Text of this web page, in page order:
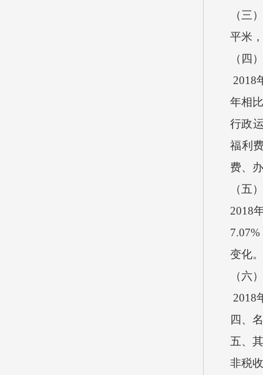
（三
平米
（四
2018
年相
行政
福利
费、
（五
2018
变化。
（六
2018
四、
五、
非税